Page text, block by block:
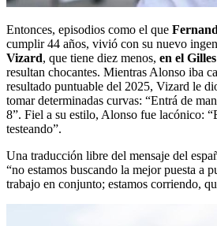
Entonces, episodios como el que
cumplir 44 años, vivió con su nuevo
Vizard, que tiene diez menos, en el
resultan chocantes. Mientras Alonso iba
resultado puntuable del 2025, Vizard le
tomar determinadas curvas: “Entrá de
8”. Fiel a su estilo, Alonso fue lacónico:
testeando”.
Una traducción libre del mensaje del
“no estamos buscando la mejor puesta a
trabajo en conjunto; estamos corriendo,